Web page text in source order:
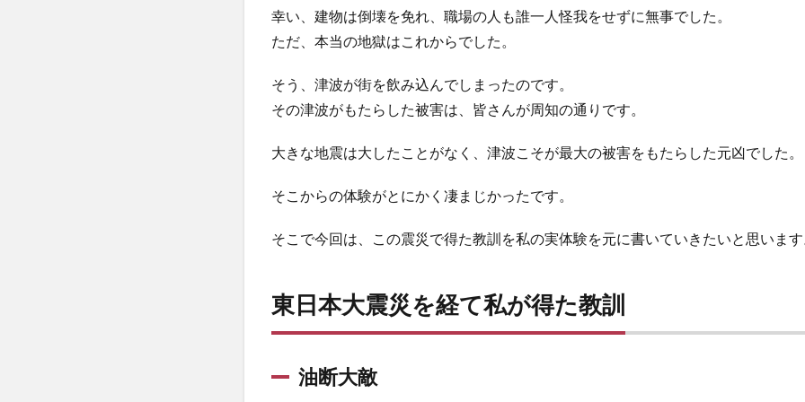
幸い、建物は倒壊を免れ、職場の人も誰一人怪我をせずに無事でした。
ただ、本当の地獄はこれからでした。
そう、津波が街を飲み込んでしまったのです。
その津波がもたらした被害は、皆さんが周知の通りです。
大きな地震は大したことがなく、津波こそが最大の被害をもたらした元凶でした。
そこからの体験がとにかく凄まじかったです。
そこで今回は、この震災で得た教訓を私の実体験を元に書いていきたいと思いま
東日本大震災を経て私が得た教訓
油断大敵